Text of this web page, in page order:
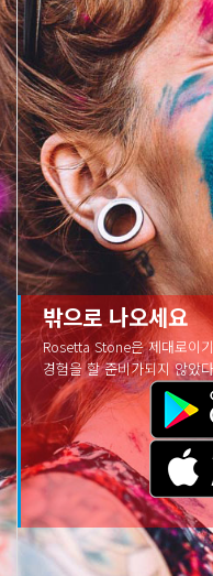
밖으로 나오세요
Rosetta Stone은 제대로이
경험을 할 준비가되지 않았